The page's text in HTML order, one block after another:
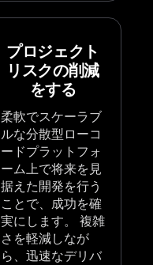
プロジェクト
リスクの削減
をする
柔軟でスケーラブ
ルな分散型ローコ
ードプラットフォ
ーム上で将来を見
据えた開発を行う
ことで、成功を確
実にします。 複雑
さを軽減しなが
ら、迅速なデリバ